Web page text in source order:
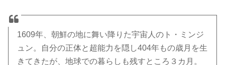
1609年、朝鮮の地に舞い降りた宇宙人のト・ミンジ
ュン。自分の正体と超能力を隠し404年もの歳月を生
きてきたが、地球での暮らしも残すところ３カ月。